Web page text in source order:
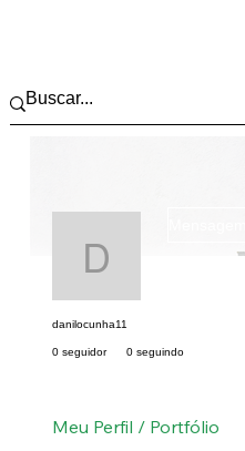
danilocunha11
0 seguidor 0 seguindo
Meu Perfil / Portfólio